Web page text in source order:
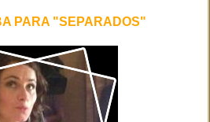
PARA "SEPARADOS"